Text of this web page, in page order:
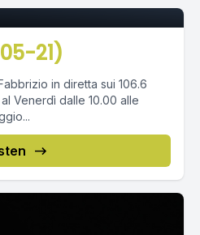
21)
in diretta sui 106.6
Venerdì dalle 10.00 alle